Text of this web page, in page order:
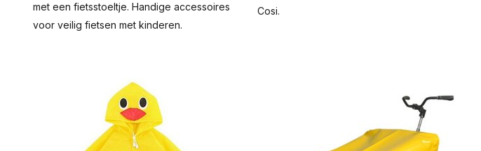
met een fietsstoeltje. Handige accessoires
voor veilig fietsen met kinderen.
Cosi.